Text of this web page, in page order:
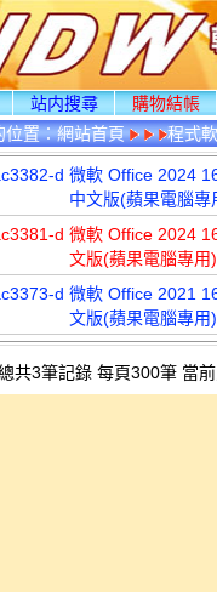
站内搜尋
購物結帳
位置：網站首頁 程式
d 微軟 Office 2024
中文版(蘋果電腦專
d 微軟 Office 2024
文版(蘋果電腦專用)
d 微軟 Office 2021
文版(蘋果電腦專用)
共3筆記錄 每頁300筆 當